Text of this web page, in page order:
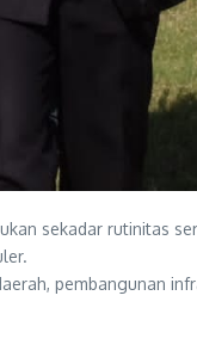
sekadar rutinitas
pembangunan